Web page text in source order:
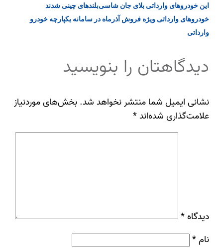
این خودروهای وارداتی بلای جان شاسی‌بلند‌های چینی شدند
خودروهای وارداتی ویژه فروش آذرماه در سامانه یکپارچه خودرو
وارداتی
دیدگاهتان را بنویسید
نشانی ایمیل شما منتشر نخواهد شد. بخش‌های موردنیاز
علامت‌گذاری شده‌اند*
دیدگاه *
نام*